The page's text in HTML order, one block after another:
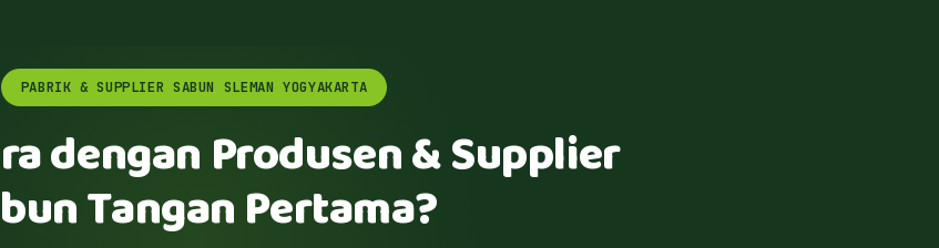
PABRIK & SUPPLIER SABUN SLEMAN YOGYAKARTA
dengan Produsen & Supplier
Tangan Pertama?